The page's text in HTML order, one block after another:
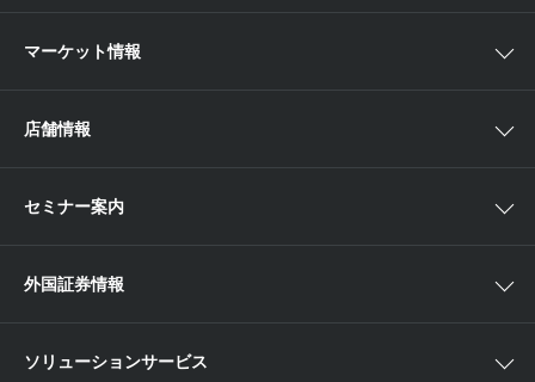
欧米株
ETF・ETN・REIT
ラップサービス
新商品情報
取引ツール
各種お手続き
便利なサービス
当社サービスのご利用にあたって
マーケット情報
店舗情報
近畿
セミナー案内
外国証券情報
ソリューションサービス